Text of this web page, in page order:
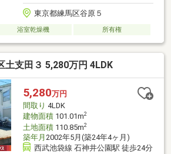
東京都練馬区谷原５
浴室乾燥機 所有権
土支田３ 5,280万円 4LDK
5,280万円
間取り 4LDK
建物面積101.01m2
土地面積110.85m2
築年月 2002年5月(築24年4ヶ月)
西武池袋線 石神井公園駅 徒歩24分